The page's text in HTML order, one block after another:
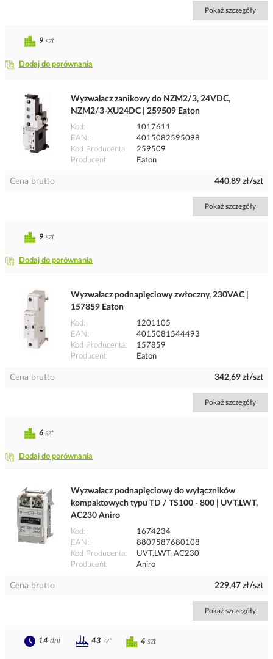
Pokaż szczegóły
Dodaj do porównania
9 szt
Wyzwalacz zanikowy do NZM2/3, 24VDC,
NZM2/3-XU24DC | 259509 Eaton
Kod
1017611
EAN
4015082595098
Kod Producenta
259509
Producent
Eaton
Cena brutto 440,89 zł/szt
Pokaż szczegóły
Dodaj do porównania
9 szt
Wyzwalacz podnapięciowy zwłoczny, 230VAC |
157859 Eaton
Kod
1201105
EAN
4015081544493
Kod Producenta
157859
Producent
Eaton
Cena brutto 342,69 zł/szt
Pokaż szczegóły
Dodaj do porównania
6 szt
Wyzwalacz podnapięciowy do wyłączników
kompaktowych typu TD / TS100 - 800 | UVT,LWT,
AC230 Aniro
Kod
1674234
EAN
8809587680108
Kod Producenta
UVT,LWT, AC230
Producent
Aniro
Cena brutto 229,47 zł/szt
Pokaż szczegóły
4 szt
14 dni 43 szt